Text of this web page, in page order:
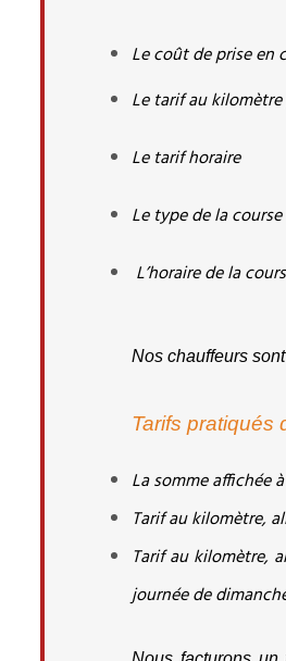
Le coût de prise en
Le tarif au
Le tarif horaire
Le type de la
L’horaire de la
Nos chauffeurs
Tarifs pratiqués
La somme affichée
Tarif au kilomètre,
Tarif au kilomètre,
journée de